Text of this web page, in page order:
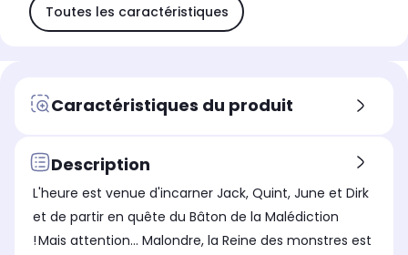
Toutes les caractéristiques
Caractéristiques du produit
Description
L'heure est venue d'incarner Jack, Quint, June et Dirk
et de partir en quête du Bâton de la Malédiction
! Mais attention... Malondre, la Reine des monstres est